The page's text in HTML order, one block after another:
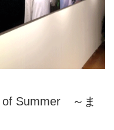
of Summer ～ま